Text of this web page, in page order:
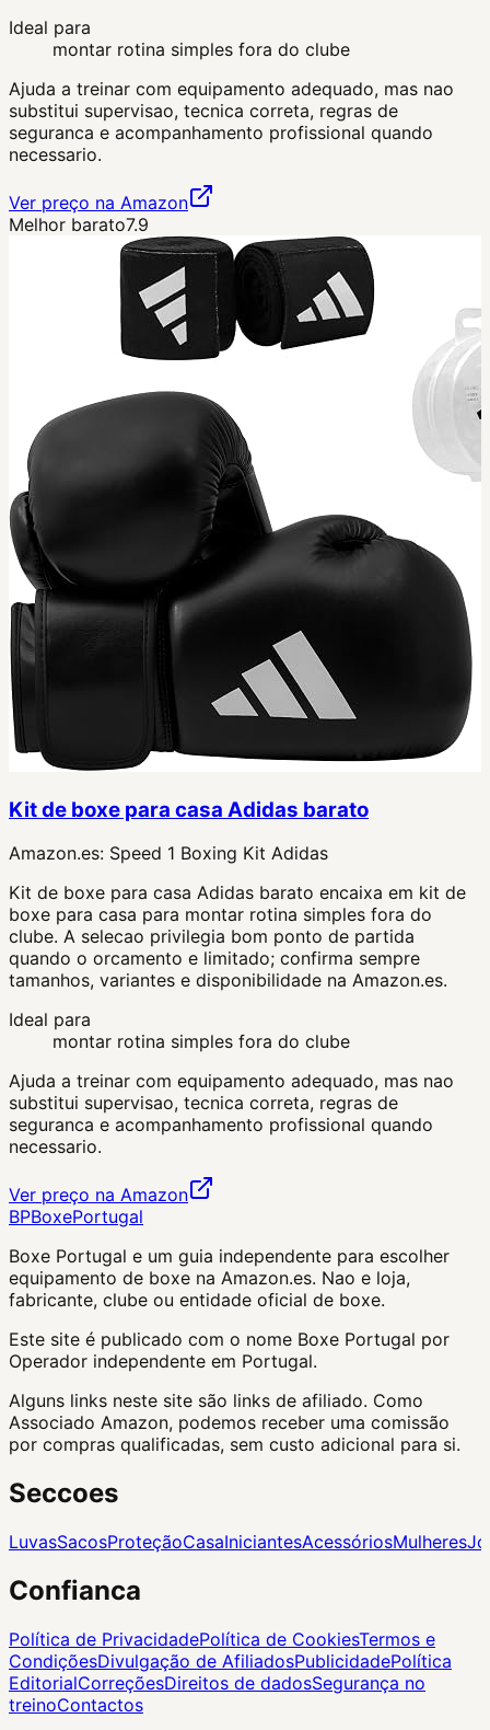
Ideal para
montar rotina simples fora do clube
Ajuda a treinar com equipamento adequado, mas nao
substitui supervisao, tecnica correta, regras de
seguranca e acompanhamento profissional quando
necessario.
Ver preço na Amazon
Melhor barato7.9
Kit de boxe para casa Adidas barato
Amazon.es: Speed 1 Boxing Kit Adidas
Kit de boxe para casa Adidas barato encaixa em kit de
boxe para casa para montar rotina simples fora do
clube. A selecao privilegia bom ponto de partida
quando o orcamento e limitado; confirma sempre
tamanhos, variantes e disponibilidade na Amazon.es.
Ideal para
montar rotina simples fora do clube
Ajuda a treinar com equipamento adequado, mas nao
substitui supervisao, tecnica correta, regras de
seguranca e acompanhamento profissional quando
necessario.
Ver preço na Amazon
BPBoxePortugal
Boxe Portugal e um guia independente para escolher
equipamento de boxe na Amazon.es. Nao e loja,
fabricante, clube ou entidade oficial de boxe.
Este site é publicado com o nome Boxe Portugal por
Operador independente em Portugal.
Alguns links neste site são links de afiliado. Como
Associado Amazon, podemos receber uma comissão
por compras qualificadas, sem custo adicional para si.
Seccoes
LuvasSacosProteçãoCasaIniciantesAcessóriosMulheres
Confianca
Política de PrivacidadePolítica de CookiesTermos e
CondiçõesDivulgação de AfiliadosPublicidadePolítica
EditorialCorreçõesDireitos de dadosSegurança no
treinoContactos